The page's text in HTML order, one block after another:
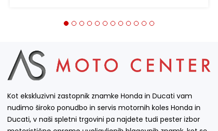
Kot ekskluzivni zastopnik znamke Honda in Ducati vam
nudimo široko ponudbo in servis motornih koles Honda in
Ducati, v naši spletni trgovini pa najdete tudi pester izbor